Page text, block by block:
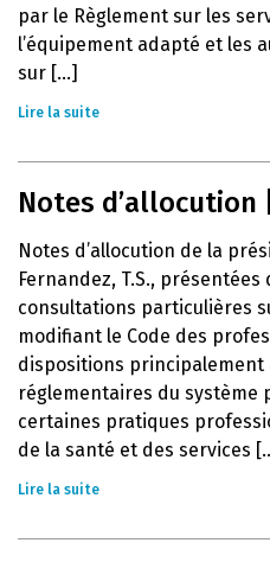
par le Règlement sur les
l’équipement adapté et les
sur [...]
Lire la suite
Notes d’allocution
Notes d’allocution de la
Fernandez, T.S.,
consultations particulières
modifiant le Code des
dispositions principalement
réglementaires du système
certaines pratiques
de la santé et des services
Lire la suite